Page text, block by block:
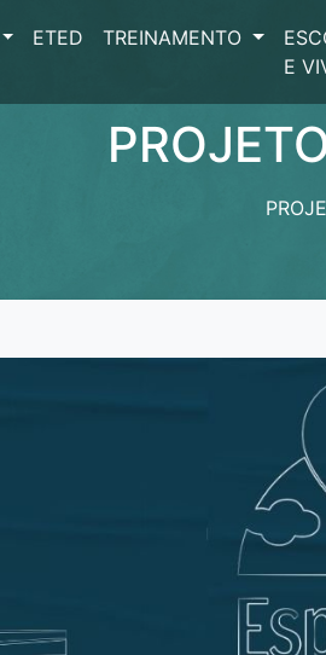
ETED TREINAMENTO
E